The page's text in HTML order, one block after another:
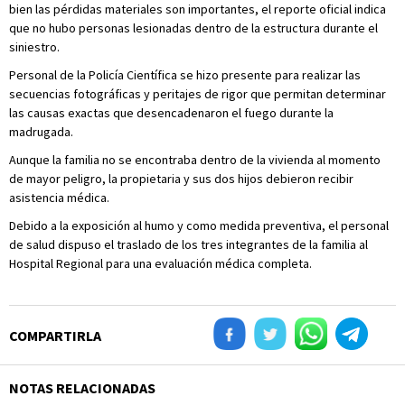
bien las pérdidas materiales son importantes, el reporte oficial indica
que no hubo personas lesionadas dentro de la estructura durante el
siniestro.
Personal de la Policía Científica se hizo presente para realizar las
secuencias fotográficas y peritajes de rigor que permitan determinar
las causas exactas que desencadenaron el fuego durante la
madrugada.
Aunque la familia no se encontraba dentro de la vivienda al momento
de mayor peligro, la propietaria y sus dos hijos debieron recibir
asistencia médica.
Debido a la exposición al humo y como medida preventiva, el personal
de salud dispuso el traslado de los tres integrantes de la familia al
Hospital Regional para una evaluación médica completa.
COMPARTIRLA
NOTAS RELACIONADAS